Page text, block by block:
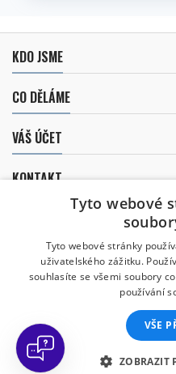
KDO JSME
CO DĚLÁME
VÁŠ ÚČET
KONTAKT
Uděluji souhlas se
zpracováním osobních údajů.
Tyto webové
Tyto webové stránky
uživatelského zážitku.
souhlasíte se všemi soubory
používání
VŠE
ZOBRAZIT